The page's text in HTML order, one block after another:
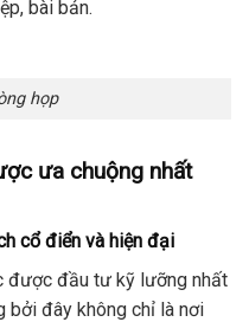
bài bản.
họp
ưa chuộng nhất
cổ điển và hiện đại
được đầu tư kỹ lưỡng nhất
bởi đây không chỉ là nơi